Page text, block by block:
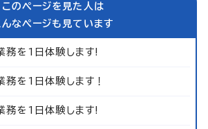
このページを見た人は
んなページも見ています
務を1日体験します!
務を1日体験します！
務を1日体験します!